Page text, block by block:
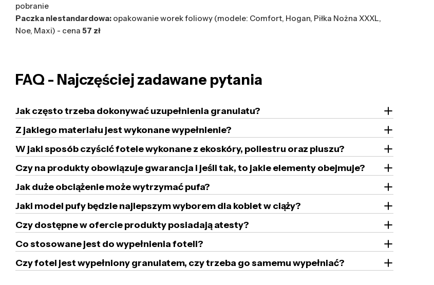
pobranie
Paczka niestandardowa: opakowanie worek foliowy (modele: Comfort, Hogan, Piłka Nożna XXXL,
Noe, Maxi) - cena 57 zł
FAQ - Najczęściej zadawane pytania
Jak często trzeba dokonywać uzupełnienia granulatu?
Z jakiego materiału jest wykonane wypełnienie?
W jaki sposób czyścić fotele wykonane z ekoskóry, poliestru oraz pluszu?
Czy na produkty obowiązuje gwarancja i jeśli tak, to jakie elementy obejmuje?
Jak duże obciążenie może wytrzymać pufa?
Jaki model pufy będzie najlepszym wyborem dla kobiet w ciąży?
Czy dostępne w ofercie produkty posiadają atesty?
Co stosowane jest do wypełnienia foteli?
Czy fotel jest wypełniony granulatem, czy trzeba go samemu wypełniać?